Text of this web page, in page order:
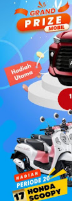
ketiga kata